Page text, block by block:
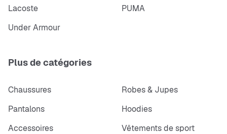
Lacoste
PUMA
Under Armour
Plus de catégories
Chaussures
Robes & Jupes
Pantalons
Hoodies
Accessoires
Vêtements de sport